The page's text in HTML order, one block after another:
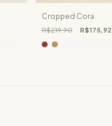
Cropped Cora
R$219,90 R$175,92